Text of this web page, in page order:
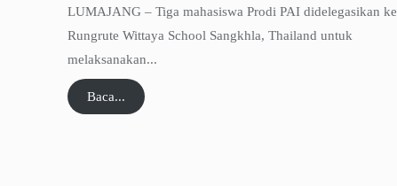
LUMAJANG – Tiga mahasiswa Prodi PAI didelegasikan ke
Rungrute Wittaya School Sangkhla, Thailand untuk
melaksanakan...
Baca...